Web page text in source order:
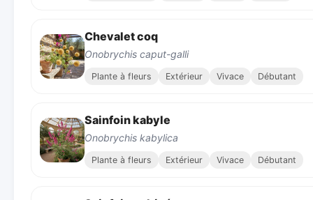
Chevalet coq
Onobrychis caput-galli
Plante à fleurs Extérieur Vivace Débutant
Sainfoin kabyle
Onobrychis kabylica
Plante à fleurs Extérieur Vivace Débutant